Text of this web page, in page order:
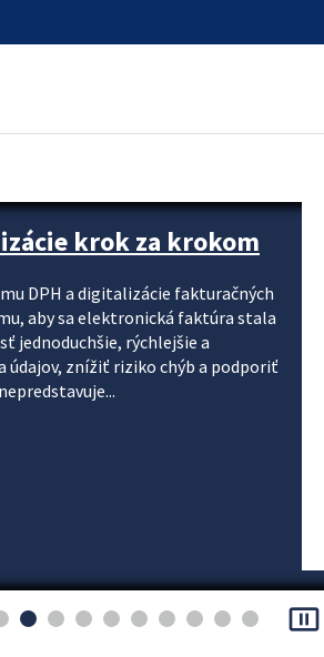
krok za krokom
DPH a digitalizácie fakturačných
aby sa elektronická faktúra stala
jednoduchšie, rýchlejšie a
znížiť riziko chýb a podporiť
pause_presentation